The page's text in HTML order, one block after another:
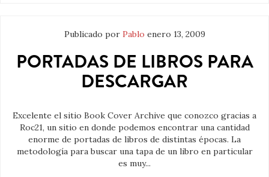
Publicado por Pablo enero 13, 2009
PORTADAS DE LIBROS PARA
DESCARGAR
Excelente el sitio Book Cover Archive que conozco gracias a
Roc21, un sitio en donde podemos encontrar una cantidad
enorme de portadas de libros de distintas épocas. La
metodología para buscar una tapa de un libro en particular
es muy...